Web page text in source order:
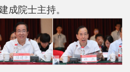
成院士主持。